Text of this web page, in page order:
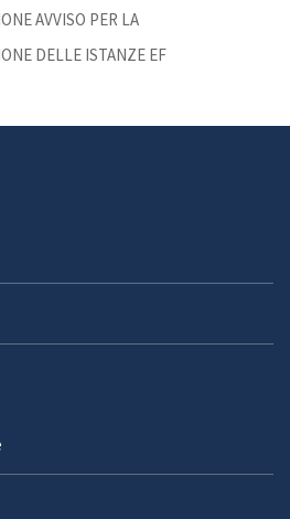
AVVISO PER LA
DELLE ISTANZE EF